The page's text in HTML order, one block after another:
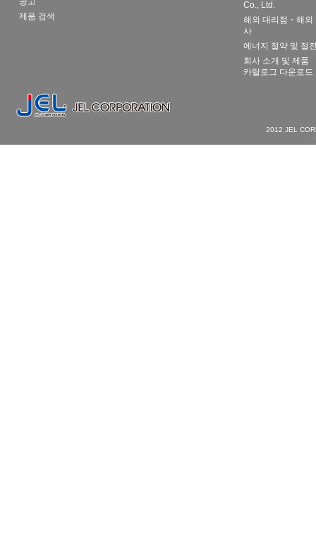
제품 검색
Co., Ltd.
해외 대리점・해외
사
에너지 절약 및 절
회사 소개 및 제품
카탈로그 다운로드
2012 JEL